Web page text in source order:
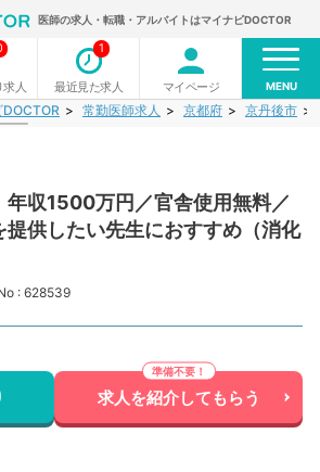
医師の求人・転職・アルバイトはマイナビDOCTOR
求人 最近見た求人
1
マイページ MENU
常勤医師求人 京都府 京丹後市
年収1500万円／官舎使用無料／
提供したい先生におすすめ（消化
: 628539
求人を紹介してもらう